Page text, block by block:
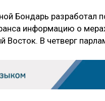
Бондарь разработал
информацию о
Восток. В четверг